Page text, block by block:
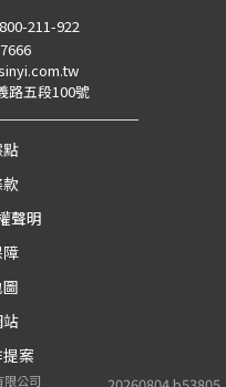
211-922
路五段100號
聲明
案
限公司